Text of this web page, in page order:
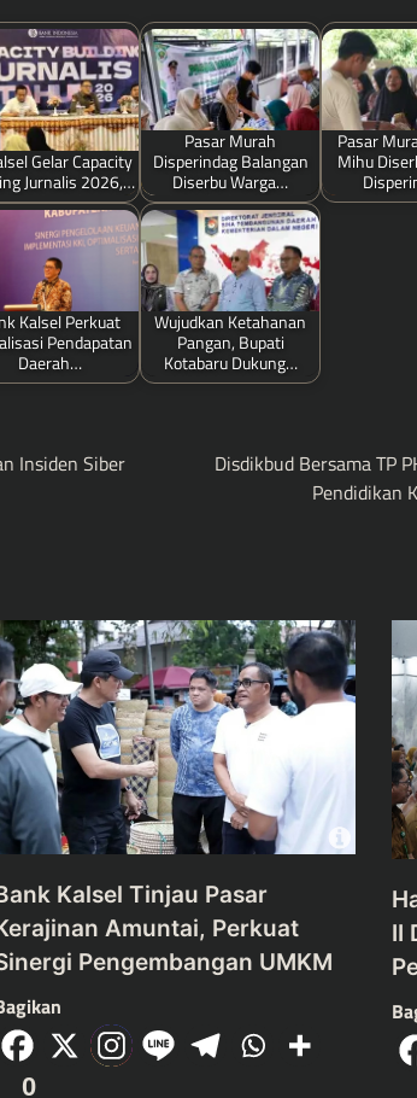
Gelar Capacity
Jurnalis 2026,…
Pasar Murah
Disperindag Balangan
Diserbu Warga…
Pasar
Mihu
Kalsel Perkuat
Pendapatan
Daerah…
Wujudkan Ketahanan
Pangan, Bupati
Kotabaru Dukung…
Insiden Siber
Disdikbud Bersama TP
Pendidikan
Kalsel Tinjau Pasar
Amuntai, Perkuat
Pengembangan UMKM
0
II